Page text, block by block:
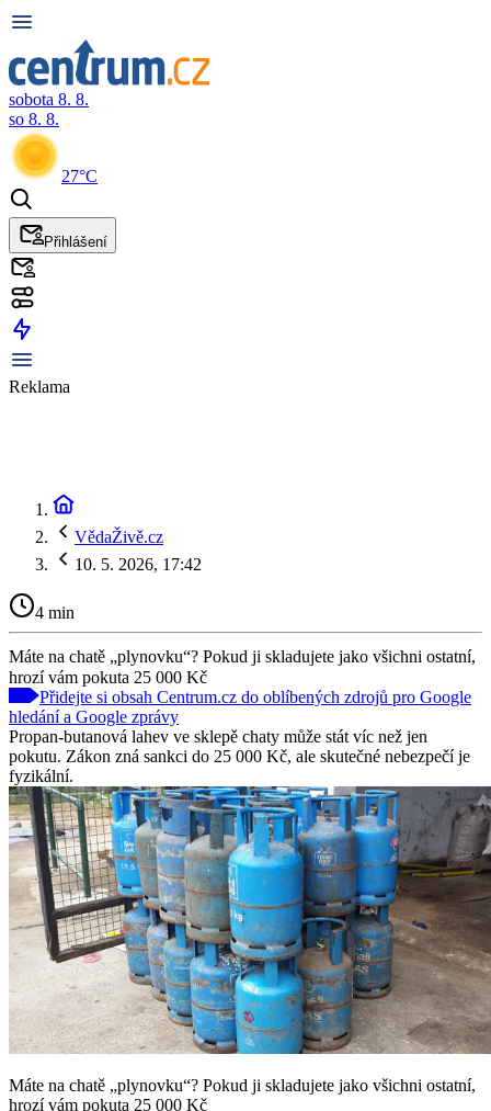
sobota 8. 8.
so 8. 8.
27°C
Přihlášení
Reklama
VědaŽivě.cz
10. 5. 2026, 17:42
4 min
Máte na chatě „plynovku“? Pokud ji skladujete jako všichni ostatní,
hrozí vám pokuta 25 000 Kč
Přidejte si obsah Centrum.cz do oblíbených zdrojů pro Google
hledání a Google zprávy
Propan-butanová lahev ve sklepě chaty může stát víc než jen
pokutu. Zákon zná sankci do 25 000 Kč, ale skutečné nebezpečí je
fyzikální.
Máte na chatě „plynovku“? Pokud ji skladujete jako všichni ostatní,
hrozí vám pokuta 25 000 Kč